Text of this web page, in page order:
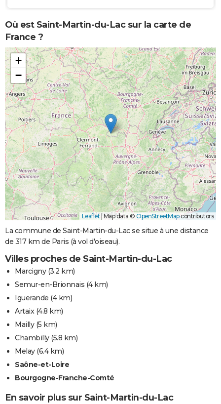
Où est Saint-Martin-du-Lac sur la carte de
France ?
+
−
Leaflet|Map data © OpenStreetMapcontributors
La commune de Saint-Martin-du-Lac se situe à une distance
de 317 km de Paris (à vol d'oiseau).
Villes proches de Saint-Martin-du-Lac
Marcigny(3.2 km)
Semur-en-Brionnais (4 km)
Iguerande (4 km)
Artaix(4.8 km)
Mailly(5 km)
Chambilly(5.8 km)
Melay(6.4 km)
Saône-et-Loire
Bourgogne-Franche-Comté
En savoir plus sur Saint-Martin-du-Lac